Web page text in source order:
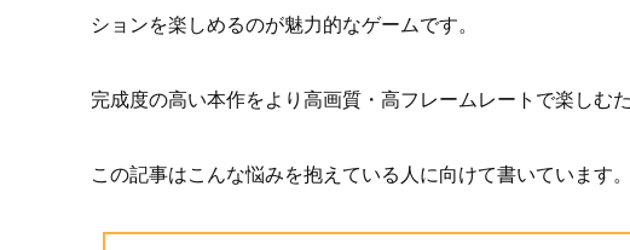
ションを楽しめるのが魅力的なゲームです。
完成度の高い本作をより高画質・高フレームレートで楽しむ
この記事はこんな悩みを抱えている人に向けて書いています。